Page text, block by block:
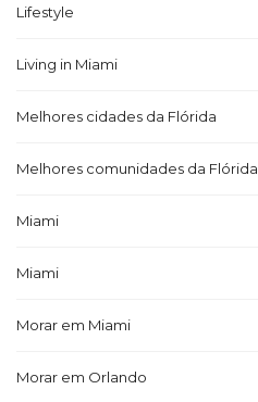
Lifestyle
Living in Miami
Melhores cidades da Flórida
Melhores comunidades da Flórida
Miami
Miami
Morar em Miami
Morar em Orlando